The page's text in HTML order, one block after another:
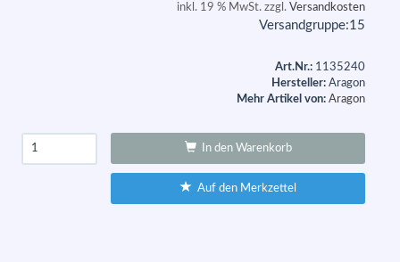
inkl. 19 % MwSt. zzgl. Versandkosten
Versandgruppe:15
Art.Nr.: 1135240
Hersteller: Aragon
Mehr Artikel von: Aragon
In den Warenkorb
Auf den Merkzettel